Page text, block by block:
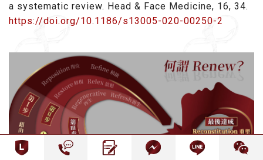
a systematic review. Head & Face Medicine, 16, 34.
https://doi.org/10.1186/s13005-020-00250-2